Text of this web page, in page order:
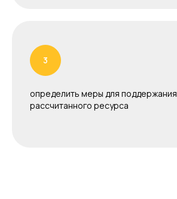
определить меры для поддержания
рассчитанного ресурса